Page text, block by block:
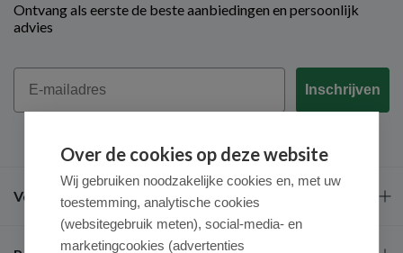
Ontvang als eerste de beste aanbiedingen en persoonlijk
advies
Email
Inschrijven
Veel gestelde vragen
Over de cookies op deze website
Wij gebruiken noodzakelijke cookies en, met uw
toestemming, analytische cookies
(websitegebruik meten), social-media- en
marketingcookies (advertenties